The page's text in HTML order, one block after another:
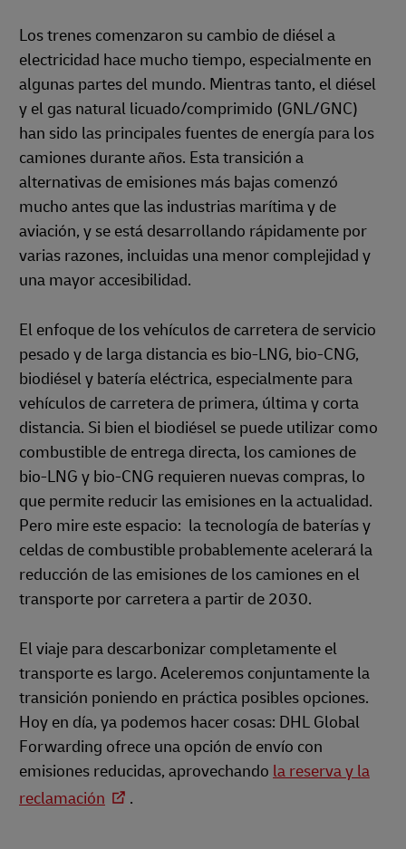
Los trenes comenzaron su cambio de diésel a
electricidad hace mucho tiempo, especialmente en
algunas partes del mundo. Mientras tanto, el diésel
y el gas natural licuado/comprimido (GNL/GNC)
han sido las principales fuentes de energía para los
camiones durante años. Esta transición a
alternativas de emisiones más bajas comenzó
mucho antes que las industrias marítima y de
aviación, y se está desarrollando rápidamente por
varias razones, incluidas una menor complejidad y
una mayor accesibilidad.
El enfoque de los vehículos de carretera de servicio
pesado y de larga distancia es bio-LNG, bio-CNG,
biodiésel y batería eléctrica, especialmente para
vehículos de carretera de primera, última y corta
distancia. Si bien el biodiésel se puede utilizar como
combustible de entrega directa, los camiones de
bio-LNG y bio-CNG requieren nuevas compras, lo
que permite reducir las emisiones en la actualidad.
Pero mire este espacio: la tecnología de baterías y
celdas de combustible probablemente acelerará la
reducción de las emisiones de los camiones en el
transporte por carretera a partir de 2030.
El viaje para descarbonizar completamente el
transporte es largo. Aceleremos conjuntamente la
transición poniendo en práctica posibles opciones.
Hoy en día, ya podemos hacer cosas: DHL Global
Forwarding ofrece una opción de envío con
emisiones reducidas, aprovechando la reserva y la
reclamación
.